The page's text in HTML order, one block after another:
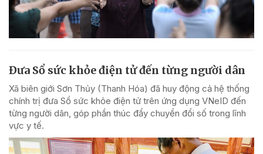
Đưa Sổ sức khỏe điện tử đến từng người dân
Xã biên giới Sơn Thủy (Thanh Hóa) đã huy động cả hệ thống
chính trị đưa Sổ sức khỏe điện tử trên ứng dụng VNeID đến
từng người dân, góp phần thúc đẩy chuyển đổi số trong lĩnh
vực y tế.